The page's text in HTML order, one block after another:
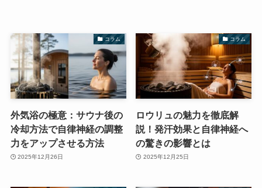
コラム
外気浴の極意：サウナ後の
冷却方法で自律神経の調整
力をアップさせる方法
2025年12月26日
コラム
ロウリュの魅力を徹底解
説！発汗効果と自律神経へ
の驚きの影響とは
2025年12月25日